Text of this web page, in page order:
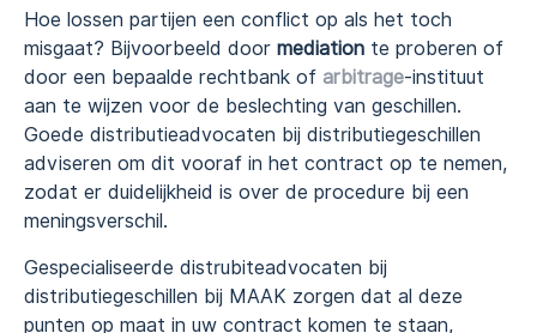
Hoe lossen partijen een conflict op als het toch
misgaat? Bijvoorbeeld door mediation te proberen of
door een bepaalde rechtbank of arbitrage-instituut
aan te wijzen voor de beslechting van geschillen.
Goede distributieadvocaten bij distributiegeschillen
adviseren om dit vooraf in het contract op te nemen,
zodat er duidelijkheid is over de procedure bij een
meningsverschil.
Gespecialiseerde distrubiteadvocaten bij
distributiegeschillen bij MAAK zorgen dat al deze
punten op maat in uw contract komen te staan,